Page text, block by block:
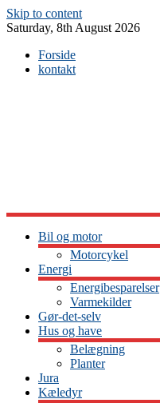
Skip to content
Saturday, 8th August 2026
Forside
kontakt
Bil og motor
Motorcykel
Energi
Energibesparelser
Varmekilder
Gør-det-selv
Hus og have
Belægning
Planter
Jura
Kæledyr